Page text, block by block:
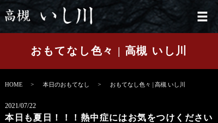
メ
おもてなし色々 | 高槻 いし川
HOME 本日のおもてなし おもてなし色々 | 高槻 いし川
2021/07/22
本日も夏日！！！熱中症にはお気をつけください